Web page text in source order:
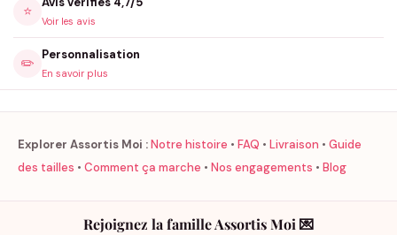
⭐
Voir les avis
✏️
Personnalisation
En savoir plus
Explorer Assortis Moi :Notre histoire • FAQ • Livraison • Guide
des tailles • Comment ça marche • Nos engagements • Blog
Rejoignez la famille Assortis Moi 💌